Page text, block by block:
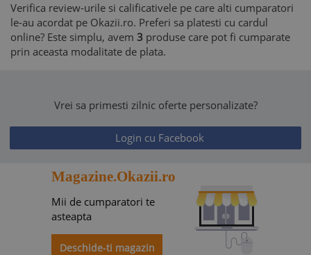
Verifica review-urile si calificativele pe care alti cumparatori
le-au acordat pe Okazii.ro. Preferi sa platesti cu cardul
online? Este simplu, avem 3 produse care pot fi cumparate
prin aceasta modalitate de plata.
Vrei sa primesti zilnic oferte personalizate?
Login cu Facebook
Magazine.Okazii.ro
Mii de cumparatori te
asteapta
Deschide-ti magazin